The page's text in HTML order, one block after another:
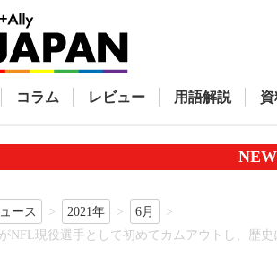
コラム レビュー 用語解説
ース 2021年
6月
NFL現役選手として初めてカムアウトし、歴史